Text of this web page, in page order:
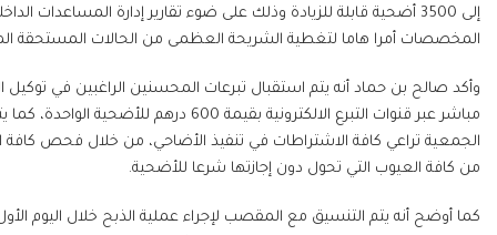
إلى 3500 أضحية قابلة للزيادة وذلك على ضوء تقارير إدارة
المخصصات أمرا هاما لتغطية الشريحة العظمى من الحالات
وأكد صالح بن حماد أنه يتم استقبال تبرعات المحسنين الراغبين في
مباشر عبر قنوات التبرع الالكترونية
الجمعية تراعي كافة الاشتراطات في تنفيذ الأضاحي، من خلال فحص
من كافة العيوب التي تحول دون إجازتها شرعا للأضحية.
كما أوضح أنه يتم التنسيق مع المقصب لإجراء عملية الذبح خلال اليوم